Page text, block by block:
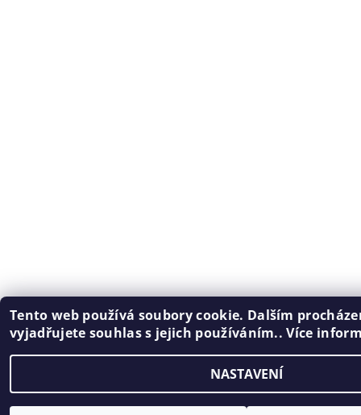
Tento web používá soubory cookie. Dalším
vyjadřujete souhlas s jejich používáním.. Více
NASTAVENÍ